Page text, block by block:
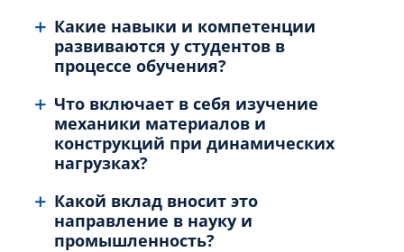
Какие навыки и компетенции
развиваются у студентов в
процессе обучения?
Что включает в себя изучение
механики материалов и
конструкций при динамических
нагрузках?
Какой вклад вносит это
направление в науку и
промышленность?